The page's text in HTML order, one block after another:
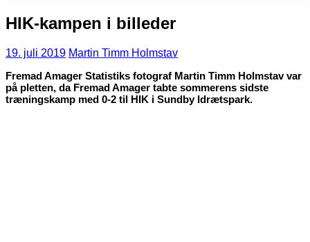
HIK-kampen i billeder
19. juli 2019 Martin Timm Holmstav
Fremad Amager Statistiks fotograf Martin Timm Holmstav var
på pletten, da Fremad Amager tabte sommerens sidste
træningskamp med 0-2 til HIK i Sundby Idrætspark.